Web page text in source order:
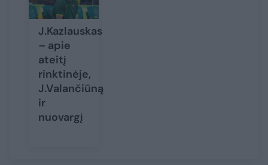
J.Kazlauskas
– apie
ateitį
rinktinėje,
J.Valančiūną
ir
nuovargį